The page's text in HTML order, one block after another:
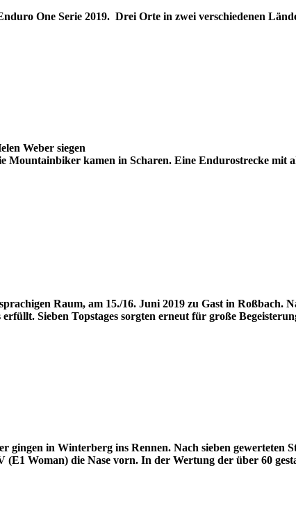
One Serie 2019. Drei Orte in zwei verschiedenen
Weber siegen
kamen in Scharen. Eine Endurostrecke mit
Raum, am 15./16. Juni 2019 zu Gast in Roßbach.
Sieben Topstages sorgten erneut für große
in Winterberg ins Rennen. Nach sieben gewerteten
Woman) die Nase vorn. In der Wertung der über 60